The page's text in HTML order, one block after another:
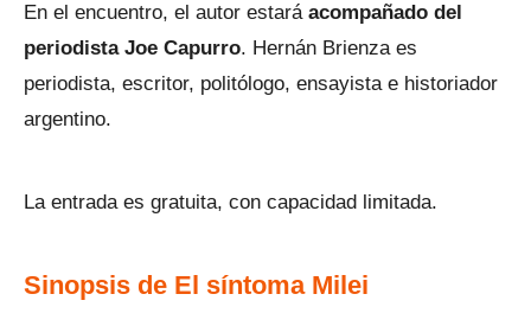
En el encuentro, el autor estará acompañado del
periodista Joe Capurro. Hernán Brienza es
periodista, escritor, politólogo, ensayista e historiador
argentino.
La entrada es gratuita, con capacidad limitada.
Sinopsis de El síntoma Milei